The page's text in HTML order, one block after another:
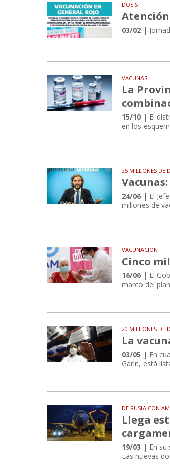
DOSIS
03/02 |
VACUNAS
La
15/10 | El
en los
25 MILLONES DE
24/06 | El
millones de
VACUNACIÓN
Cinco
16/06 | El
marco del
20 MILLONES DE
La
03/05 | En
Garín, está
DE RUSIA CON
Llega
19/03 | En su
Las nuevas